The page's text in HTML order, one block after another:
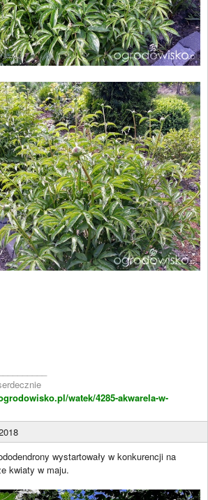
watek/4285-akwarela-w-
wystartowały w konkurencji na
kwiaty w maju.